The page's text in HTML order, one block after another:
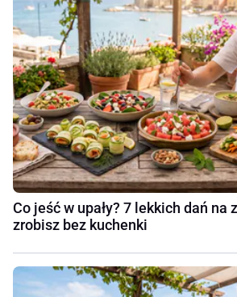
Co jeść w upały? 7 lekkich dań na
zrobisz bez kuchenki